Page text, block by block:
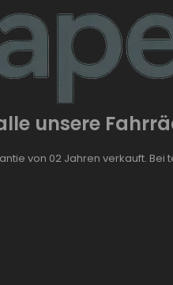
unsere
von 02 Jahren verkauft.